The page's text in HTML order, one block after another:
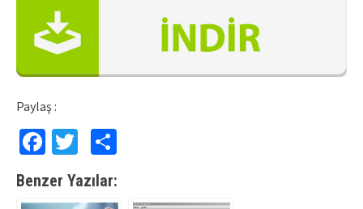
Paylaş :
Facebook
Twitter
Benzer Yazılar: